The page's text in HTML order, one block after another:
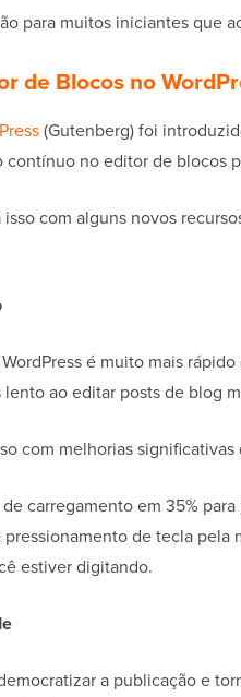
para muitos iniciantes que
de Blocos no
(Gutenberg) foi
no editor de blocos
com alguns novos
é muito mais
ao editar posts de blog
com melhorias
carregamento em 35% para
de tecla pela
estiver digitando.
a publicação e